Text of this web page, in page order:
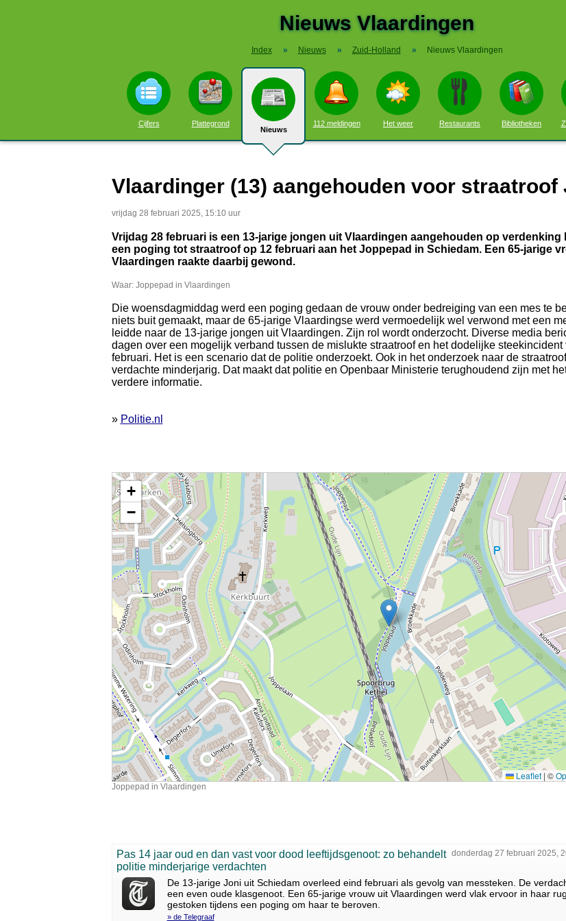
Nieuws Vlaardingen
Index » Nieuws » Zuid-Holland » Nieuws Vlaardingen
Cijfers Plattegrond
Nieuws
112 meldingen Het weer Restaurants Bibliotheken
Vlaardinger (13) aangehouden voor straatroof
vrijdag 28 februari 2025, 15:10 uur
Vrijdag 28 februari is een 13-jarige jongen uit Vlaardingen aangehouden op
een poging tot straatroof op 12 februari aan het Joppepad in Schiedam. Een 65-jarige
Vlaardingen raakte daarbij gewond.
Waar: Joppepad in Vlaardingen
Die woensdagmiddag werd een poging gedaan de vrouw onder bedreiging van een mes te
niets buit gemaakt, maar de 65-jarige Vlaardingse werd vermoedelijk wel verwond met een
leidde naar de 13-jarige jongen uit Vlaardingen. Zijn rol wordt onderzocht. Diverse media
dagen over een mogelijk verband tussen de mislukte straatroof en het dodelijke steekincident
februari. Het is een scenario dat de politie onderzoekt. Ook in het onderzoek naar de
verdachte minderjarig. Dat maakt dat politie en Openbaar Ministerie terughoudend zijn met
verdere informatie.
» Politie.nl
Kaart nieuws Vlaardingen. Locatie nieuws: 51.94284 / 4.39161 Joppepad
+
−
Leaflet | ©
Joppepad in Vlaardingen
donderdag 27 februari 2025,
Pas 14 jaar oud en dan vast voor dood leeftijdsgenoot: zo behandelt
politie minderjarige verdachten
De 13-jarige Joni uit Schiedam overleed eind februari als gevolg van messteken. De
een even oude klasgenoot. Een 65-jarige vrouw uit Vlaardingen werd vlak ervoor in haar rug
gestoken tijdens een poging om haar te beroven.
» de Telegraaf